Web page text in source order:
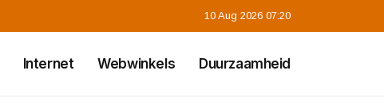
10 Aug 2026 07:20
Internet Webwinkels Duurzaamheid